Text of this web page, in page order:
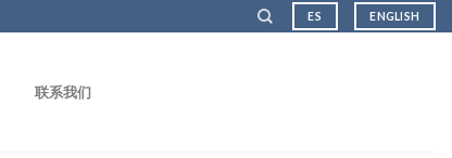
ES ENGLISH
联系我们